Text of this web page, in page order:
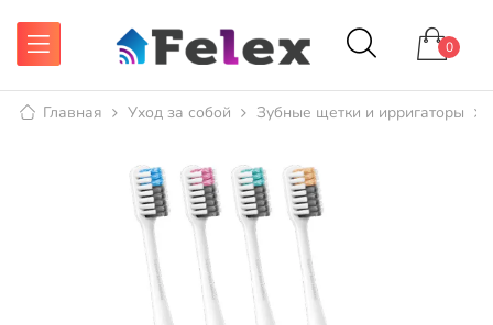
0
Главная Уход за собой Зубные щетки и ирригаторы